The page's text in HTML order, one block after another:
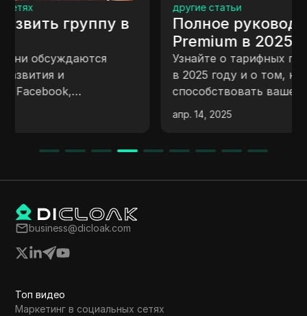
другие статьи
Полное руководство по LinkedIn
Premium в 2025 году: как
извлечь из этого максимальную
пользу
Узнайте о тарифных планах LinkedIn Premium
в 2025 году и о том, как они могут
способствовать вашей карьере. Получите
доступ к эксклюзивным функциям, таким
как InMail, курсы и подробная аналитика,
business@dicloak.com
Топ видео
Маркетинг в социальных сетях